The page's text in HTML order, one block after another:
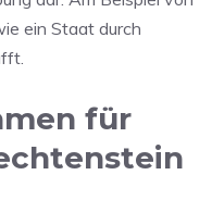
ein Staat durch
für